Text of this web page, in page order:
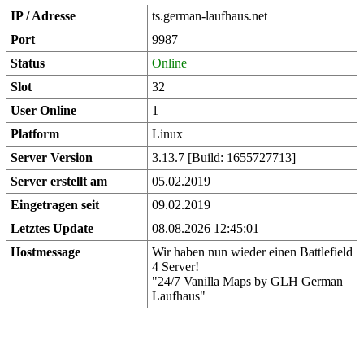
IP / Adresse
ts.german-laufhaus.net
Port
9987
Status
Online
Slot
32
User Online
1
Platform
Linux
Server Version
3.13.7 [Build: 1655727713]
Server erstellt am
05.02.2019
Eingetragen seit
09.02.2019
Letztes Update
08.08.2026 12:45:01
Hostmessage
Wir haben nun wieder einen Battlefield
4 Server!
"24/7 Vanilla Maps by GLH German
Laufhaus"